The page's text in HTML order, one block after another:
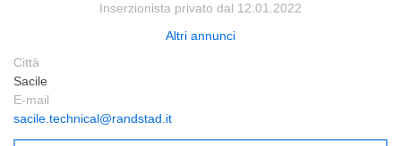
Inserzionista privato dal 12.01.2022
Altri annunci
Città
Sacile
E-mail
sacile.technical@randstad.it